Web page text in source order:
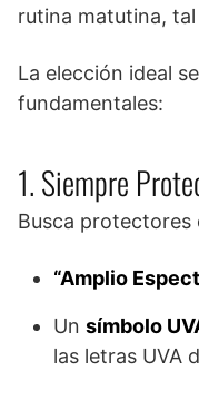
rutina matutina,
La elección ideal
fundamentales:
1. Siempre
Busca protectores
“Amplio
Un símbolo
las letras UVA